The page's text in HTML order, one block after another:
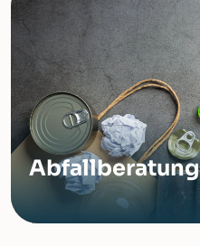
Abfallberatung